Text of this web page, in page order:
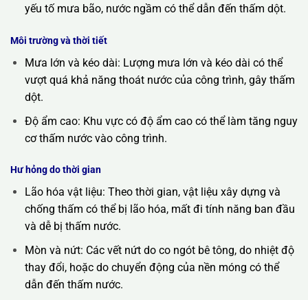
yếu tố mưa bão, nước ngầm có thể dẫn đến thấm dột.
Môi trường và thời tiết
Mưa lớn và kéo dài: Lượng mưa lớn và kéo dài có thể
vượt quá khả năng thoát nước của công trình, gây thấm
dột.
Độ ẩm cao: Khu vực có độ ẩm cao có thể làm tăng nguy
cơ thấm nước vào công trình.
Hư hỏng do thời gian
Lão hóa vật liệu: Theo thời gian, vật liệu xây dựng và
chống thấm có thể bị lão hóa, mất đi tính năng ban đầu
và dễ bị thấm nước.
Mòn và nứt: Các vết nứt do co ngót bê tông, do nhiệt độ
thay đổi, hoặc do chuyển động của nền móng có thể
dẫn đến thấm nước.